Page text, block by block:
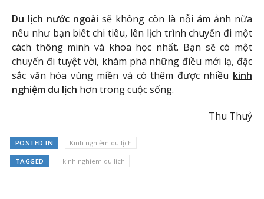
Du lịch nước ngoài sẽ không còn là nỗi ám ảnh nữa
nếu như bạn biết chi tiêu, lên lịch trình chuyến đi một
cách thông minh và khoa học nhất. Bạn sẽ có một
chuyến đi tuyệt vời, khám phá những điều mới lạ, đặc
sắc văn hóa vùng miền và có thêm được nhiều kinh
nghiệm du lịch hơn trong cuộc sống.
Thu Thuỷ
POSTED IN Kinh nghiệm du lịch
TAGGED kinh nghiem du lich